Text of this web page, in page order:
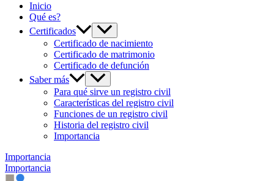
Inicio
Qué es?
Certificados
Certificado de nacimiento
Certificado de matrimonio
Certificado de defunción
Saber más
Para qué sirve un registro civil
Características del registro civil
Funciones de un registro civil
Historia del registro civil
Importancia
Importancia
Importancia